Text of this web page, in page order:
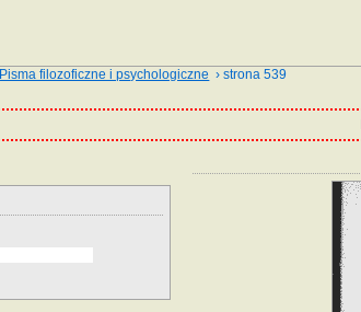
Pisma filozoficzne i psychologiczne › strona 539